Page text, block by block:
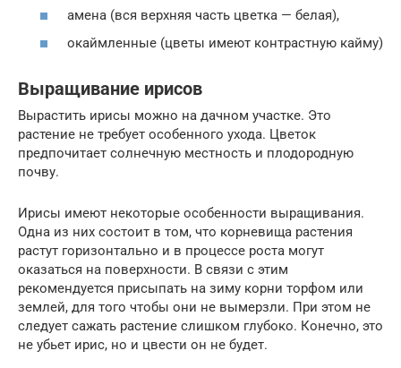
амена (вся верхняя часть цветка — белая),
окаймленные (цветы имеют контрастную кайму)
Выращивание ирисов
Вырастить ирисы можно на дачном участке. Это
растение не требует особенного ухода. Цветок
предпочитает солнечную местность и плодородную
почву.
Ирисы имеют некоторые особенности выращивания.
Одна из них состоит в том, что корневища растения
растут горизонтально и в процессе роста могут
оказаться на поверхности. В связи с этим
рекомендуется присыпать на зиму корни торфом или
землей, для того чтобы они не вымерзли. При этом не
следует сажать растение слишком глубоко. Конечно, это
не убьет ирис, но и цвести он не будет.